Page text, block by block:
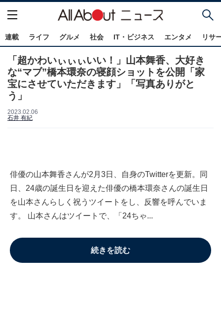
連載 ライフ グルメ 社会 IT・ビジネス エンタメ リサ
「超かわいぃぃぃいい！」山本舞香、大好き
な“マブ”橋本環奈の寝顔ショットを公開「家
宝にさせていただきます」「写真ありがと
う」
2023.02.06
石井 有紀
俳優の山本舞香さんが2月3日、自身のTwitterを更新。同
日、24歳の誕生日を迎えた俳優の橋本環奈さんの誕生日
を山本さんらしく祝うツイートをし、反響を呼んでいま
す。 山本さんはツイートで、「24ちゃ...
続きを読む